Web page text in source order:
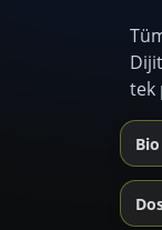
tek